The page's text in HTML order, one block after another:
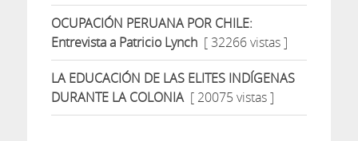
OCUPACIÓN PERUANA POR CHILE:
Entrevista a Patricio Lynch[ 32266 vistas ]
LA EDUCACIÓN DE LAS ELITES INDÍGENAS
DURANTE LA COLONIA[ 20075 vistas ]